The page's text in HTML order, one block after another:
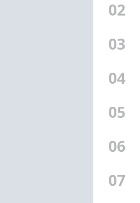
02
03
04
05
06
07